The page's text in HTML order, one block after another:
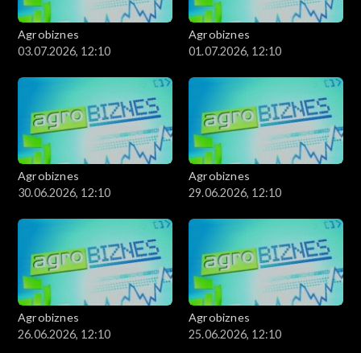
Agrobiznes
03.07.2026, 12:10
Agrobiznes
01.07.2026, 12:10
Agrobiznes
30.06.2026, 12:10
Agrobiznes
29.06.2026, 12:10
Agrobiznes
26.06.2026, 12:10
Agrobiznes
25.06.2026, 12:10